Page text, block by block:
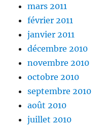
mars 2011
février 2011
janvier 2011
décembre 2010
novembre 2010
octobre 2010
septembre 2010
août 2010
juillet 2010